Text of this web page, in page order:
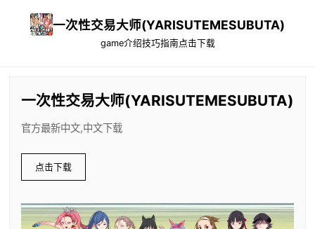
一次性交易大师(YARISUTEMESUBUTA)
game介绍技巧指南点击下载
一次性交易大师(YARISUTEMESUBUTA)
官方最新中文,中文下载
点击下载